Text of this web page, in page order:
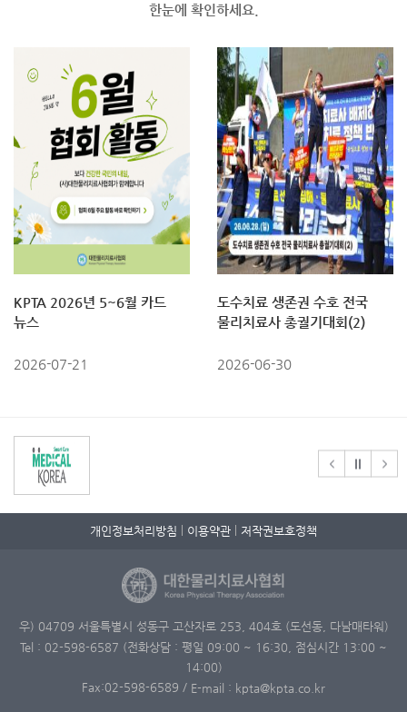
한눈에 확인하세요.
KPTA 2026년 5~6월 카드
뉴스
2026-07-21
도수치료 생존권 수호 전국
물리치료사 총궐기대회(2)
2026-06-30
개인정보처리방침 이용약관 저작권보호정책
우) 04709 서울특별시 성동구 고산자로 253, 404호 (도선동, 다남매타워)
Tel : 02-598-6587 (전화상담 : 평일 09:00 ~ 16:30, 점심시간 13:00 ~
14:00)
Fax:02-598-6589 / E-mail : kpta@kpta.co.kr